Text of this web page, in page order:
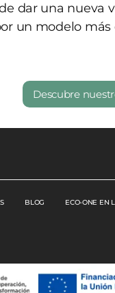
dar una nueva
un modelo
Descubre
BLOG ECO-ONE EN